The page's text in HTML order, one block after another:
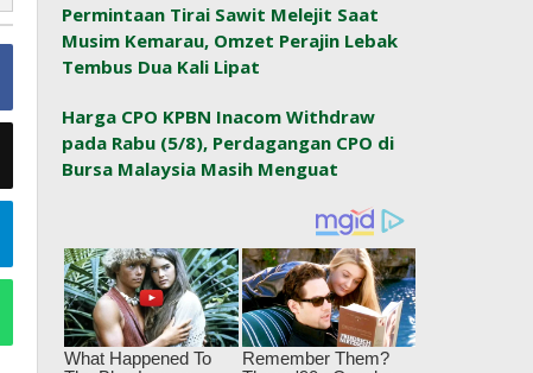
Permintaan Tirai Sawit Melejit Saat
Musim Kemarau, Omzet Perajin Lebak
Tembus Dua Kali Lipat
Harga CPO KPBN Inacom Withdraw
pada Rabu (5/8), Perdagangan CPO di
Bursa Malaysia Masih Menguat